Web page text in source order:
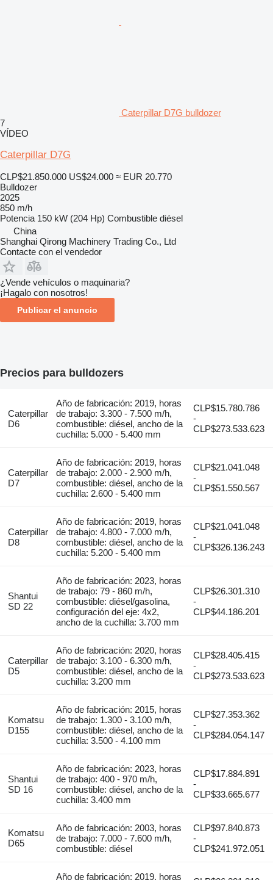
Caterpillar D7G bulldozer
7
VÍDEO
Caterpillar D7G
CLP$21.850.000 US$24.000 ≈ EUR 20.770
Bulldozer
2025
850 m/h
Potencia 150 kW (204 Hp) Combustible diésel
China
Shanghai Qirong Machinery Trading Co., Ltd
Contacte con el vendedor
¿Vende vehículos o maquinaria?
¡Hagalo con nosotros!
Publicar el anuncio
Precios para bulldozers
Caterpillar
D6
Año de fabricación: 2019, horas
de trabajo: 3.300 - 7.500 m/h,
combustible: diésel, ancho de la
cuchilla: 5.000 - 5.400 mm
CLP$15.780.786
-
CLP$273.533.623
Caterpillar
D7
Año de fabricación: 2019, horas
de trabajo: 2.000 - 2.900 m/h,
combustible: diésel, ancho de la
cuchilla: 2.600 - 5.400 mm
CLP$21.041.048
-
CLP$51.550.567
Caterpillar
D8
Año de fabricación: 2019, horas
de trabajo: 4.800 - 7.000 m/h,
combustible: diésel, ancho de la
cuchilla: 5.200 - 5.400 mm
CLP$21.041.048
-
CLP$326.136.243
Shantui
SD 22
Año de fabricación: 2023, horas
de trabajo: 79 - 860 m/h,
combustible: diésel/gasolina,
configuración del eje: 4x2,
ancho de la cuchilla: 3.700 mm
CLP$26.301.310
-
CLP$44.186.201
Caterpillar
D5
Año de fabricación: 2020, horas
de trabajo: 3.100 - 6.300 m/h,
combustible: diésel, ancho de la
cuchilla: 3.200 mm
CLP$28.405.415
-
CLP$273.533.623
Komatsu
D155
Año de fabricación: 2015, horas
de trabajo: 1.300 - 3.100 m/h,
combustible: diésel, ancho de la
cuchilla: 3.500 - 4.100 mm
CLP$27.353.362
-
CLP$284.054.147
Shantui
SD 16
Año de fabricación: 2023, horas
de trabajo: 400 - 970 m/h,
combustible: diésel, ancho de la
cuchilla: 3.400 mm
CLP$17.884.891
-
CLP$33.665.677
Komatsu
D65
Año de fabricación: 2003, horas
de trabajo: 7.000 - 7.600 m/h,
combustible: diésel
CLP$97.840.873
-
CLP$241.972.051
Año de fabricación: 2019, horas